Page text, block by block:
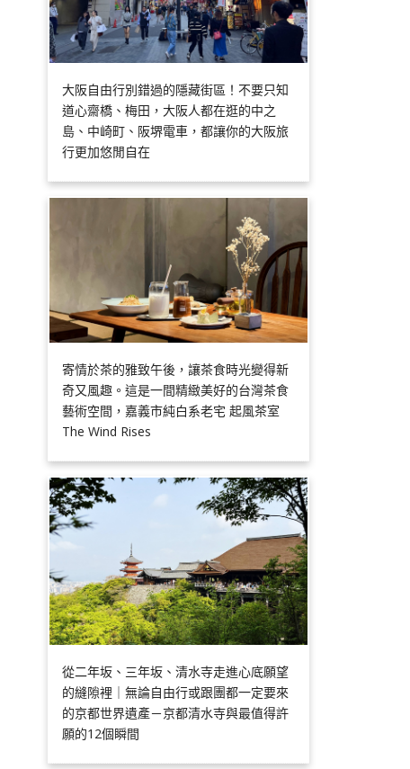
大阪自由行別錯過的隱藏街區！不要只知
道心齋橋、梅田，大阪人都在逛的中之
島、中崎町、阪堺電車，都讓你的大阪旅
行更加悠閒自在
寄情於茶的雅致午後，讓茶食時光變得新
奇又風趣。這是一間精緻美好的台灣茶食
藝術空間，嘉義市純白系老宅 起風茶室
The Wind Rises
從二年坂、三年坂、清水寺走進心底願望
的縫隙裡｜無論自由行或跟團都一定要來
的京都世界遺產－京都清水寺與最值得許
願的12個瞬間